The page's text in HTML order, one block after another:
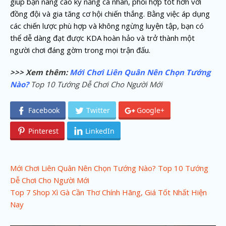
đồng đội và gia tăng cơ hội chiến thắng. Bằng việc áp dụng
các chiến lược phù hợp và không ngừng luyện tập, bạn có
thể dễ dàng đạt được KDA hoàn hảo và trở thành một
người chơi đáng gờm trong mọi trận đấu.
>>> Xem thêm:Mới Chơi Liên Quân Nên Chọn Tướng
Nào?Top 10 Tướng Dễ Chơi Cho Người Mới
Facebook Twitter Google+
Pinterest LinkedIn
P
o
s
Mới Chơi Liên Quân Nên Chọn Tướng Nào? Top 10 Tướng
Dễ Chơi Cho Người Mới
Top 7 Shop Xì Gà Cần Thơ Chính Hãng, Giá Tốt Nhất Hiện
Nay